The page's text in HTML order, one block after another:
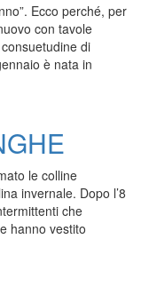
Ecco perché, per
con tavole
di
è nata in
le colline
invernale. Dopo l’8
che
hanno vestito